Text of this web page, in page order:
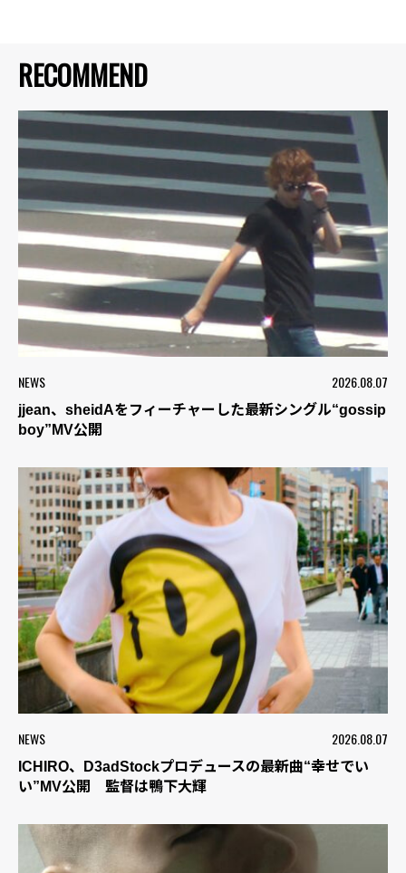
RECOMMEND
NEWS 2026.08.07
jjean、sheidAをフィーチャーした最新シングル“gossip
boy”MV公開
NEWS 2026.08.07
ICHIRO、D3adStockプロデュースの最新曲“幸せでい
い”MV公開 監督は鴨下大輝